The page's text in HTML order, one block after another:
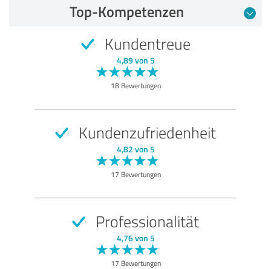
Top-Kompetenzen
Kundentreue
4,89 von 5
18 Bewertungen
Kundenzufriedenheit
4,82 von 5
17 Bewertungen
Professionalität
4,76 von 5
17 Bewertungen